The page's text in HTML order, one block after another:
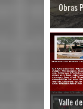
Obras
Valle